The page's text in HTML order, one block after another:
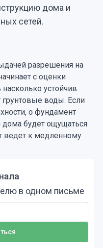
дома и
сетей.
разрешения на
с оценки
устойчив
грунтовые воды. Если
о фундамент
дома будет ощущаться
ведет к медленному
в одном письме